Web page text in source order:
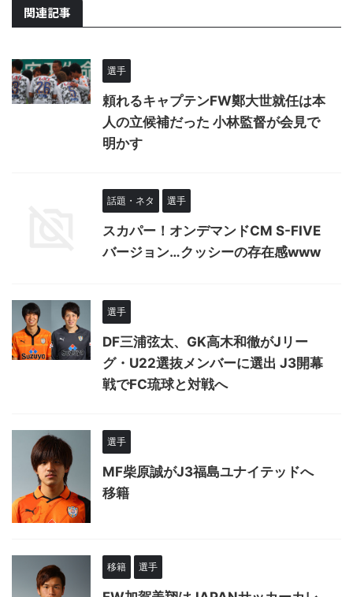
関連記事
選手
頼れるキャプテンFW鄭大世就任は本
人の立候補だった 小林監督が会見で
明かす
話題・ネタ 選手
スカパー！オンデマンドCM S-FIVE
バージョン…クッシーの存在感www
選手
DF三浦弦太、GK高木和徹がJリー
グ・U22選抜メンバーに選出 J3開幕
戦でFC琉球と対戦へ
選手
MF柴原誠がJ3福島ユナイテッドへ
移籍
移籍 選手